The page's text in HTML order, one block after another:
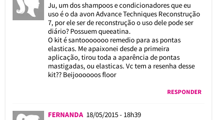
Ju, um dos shampoos e condicionadores que eu
uso é o da avon Advance Techniques Reconstrução
7, por ele ser de reconstrução o uso dele pode ser
diário? Possuem queeatina.
O kit é santooooooo remedio para as pontas
elasticas. Me apaixonei desde a primeira
aplicação, tirou toda a aparência de pontas
mastigadas, ou elasticas. Vc tem a resenha desse
kit?? Beijoooooos floor
RESPONDER
FERNANDA 18/05/2015 - 18h39